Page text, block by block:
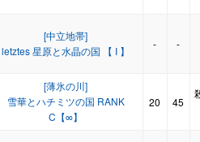
[中立地帯]
letztes 星原と水晶の国 【 I 】
- -
[薄氷の川]
雪華とハチミツの国 RANK
C【∞】
20 45